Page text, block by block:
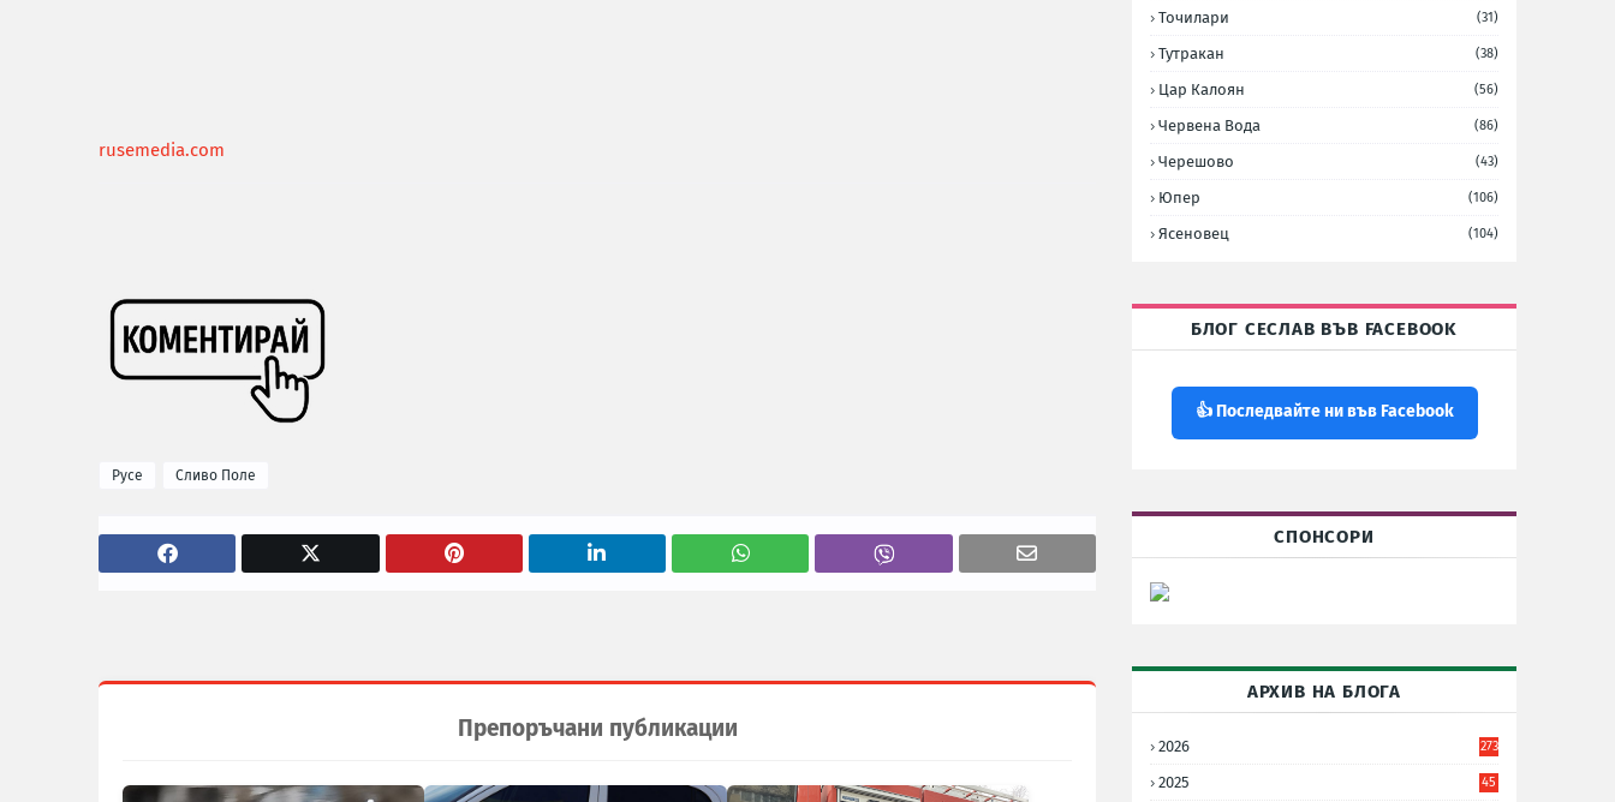
rusemedia.com
Русе Сливо Поле
Препоръчани публикации
Точилари (31)
Тутракан (38)
Цар Калоян (56)
Червена Вода (86)
Черешово (43)
Юпер (106)
Ясеновец (104)
БЛОГ СЕСЛАВ ВЪВ FACEBOOK
👍 Последвайте ни във Facebook
СПОНСОРИ
АРХИВ НА БЛОГА
2026 273
2025
45